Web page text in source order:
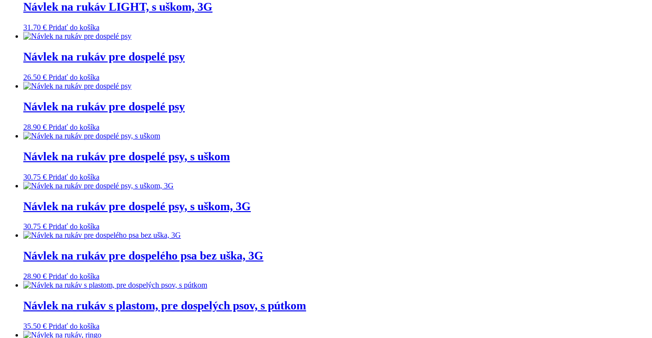
Návlek na rukáv LIGHT, s uškom, 3G
31.70 € Pridať do košíka
Návlek na rukáv pre dospelé psy
26.50 € Pridať do košíka
Návlek na rukáv pre dospelé psy
28.90 € Pridať do košíka
Návlek na rukáv pre dospelé psy, s uškom
30.75 € Pridať do košíka
Návlek na rukáv pre dospelé psy, s uškom, 3G
30.75 € Pridať do košíka
Návlek na rukáv pre dospelého psa bez uška, 3G
28.90 € Pridať do košíka
Návlek na rukáv s plastom, pre dospelých psov, s pútkom
35.50 € Pridať do košíka